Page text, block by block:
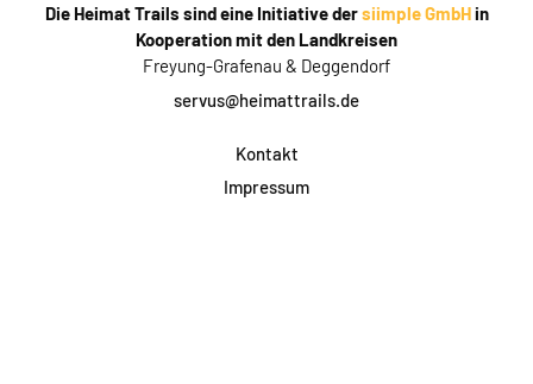
Die Heimat Trails sind eine Initiative dersiimple GmbHin
Kooperation mit den Landkreisen
Freyung-Grafenau & Deggendorf
servus@heimattrails.de
Kontakt
Impressum